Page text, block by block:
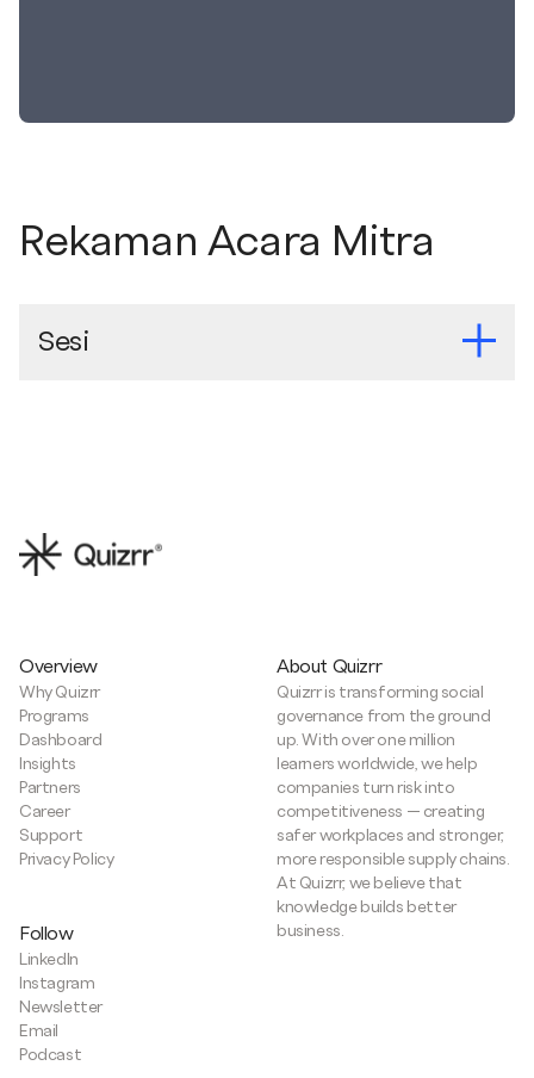
Rekaman Acara Mitra
Sesi
Tonton rekaman
Overview
Why Quizrr
Programs
Dashboard
Insights
Partners
Career
Support
Privacy Policy
Follow
LinkedIn
Instagram
Newsletter
Email
Podcast
About Quizrr
Quizrr is transforming social
governance from the ground
up. With over one million
learners worldwide, we help
companies turn risk into
competitiveness — creating
safer workplaces and stronger,
more responsible supply chains.
At Quizrr, we believe that
knowledge builds better
business.